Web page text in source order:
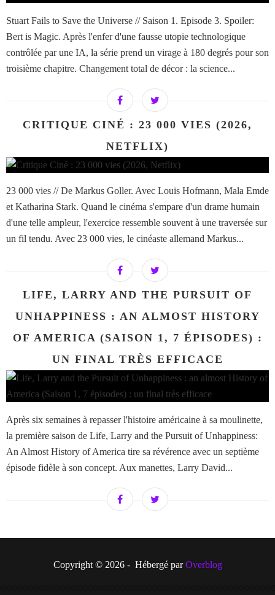
Stuart Fails to Save the Universe // Saison 1. Episode 3. Spoiler:
Bert is Magic. Après l'enfer d'une fausse utopie technologique
contrôlée par une IA, la série prend un virage à 180 degrés pour son
troisième chapitre. Changement total de décor : la science...
CRITIQUE CINÉ : 23 000 VIES (2026,
NETFLIX)
23 000 vies // De Markus Goller. Avec Louis Hofmann, Mala Emde
et Katharina Stark. Quand le cinéma s'empare d'un drame humain
d'une telle ampleur, l'exercice ressemble souvent à une traversée sur
un fil tendu. Avec 23 000 vies, le cinéaste allemand Markus...
LIFE, LARRY AND THE PURSUIT OF
UNHAPPINESS : AN ALMOST HISTORY
OF AMERICA (SAISON 1, 7 ÉPISODES) :
UN FINAL TRÈS EFFICACE
Après six semaines à repasser l'histoire américaine à sa moulinette,
la première saison de Life, Larry and the Pursuit of Unhappiness:
An Almost History of America tire sa révérence avec un septième
épisode fidèle à son concept. Aux manettes, Larry David...
Copyright © 2026 - Hébergé parOverblog